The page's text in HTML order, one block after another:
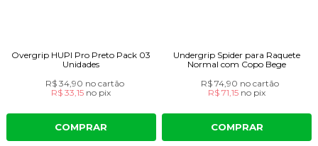
Overgrip HUPI Pro Preto Pack 03
Unidades
R$ 34,90 no cartão
R$ 33,15 no pix
COMPRAR
Undergrip Spider para Raquete
Normal com Copo Bege
R$ 74,90 no cartão
R$ 71,15 no pix
COMPRAR